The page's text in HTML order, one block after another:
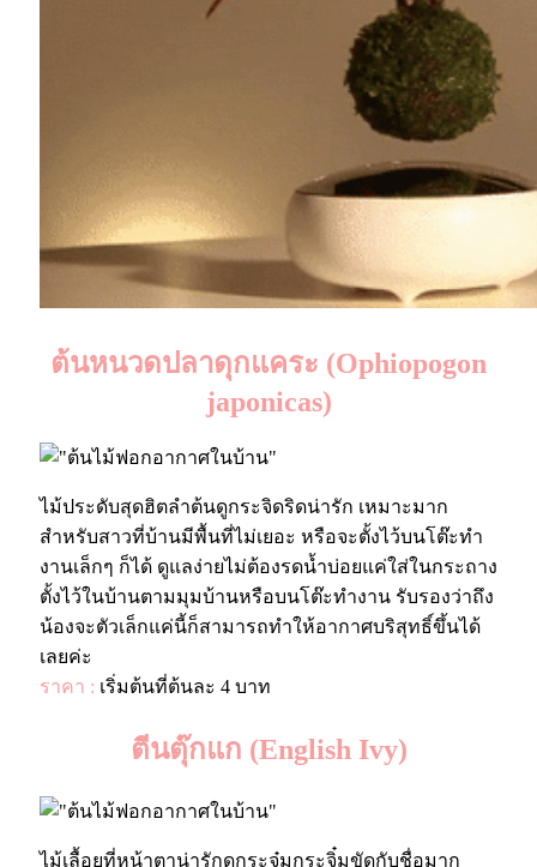
ต้นหนวดปลาดุกแคระ (Ophiopogon
japonicas)
ไม้ประดับสุดฮิตลำต้นดูกระจิดริดน่ารัก เหมาะมาก
สำหรับสาวที่บ้านมีพื้นที่ไม่เยอะ หรือจะตั้งไว้บนโต๊ะทำ
งานเล็กๆ ก็ได้ ดูแลง่ายไม่ต้องรดน้ำบ่อยแค่ใส่ในกระถาง
ตั้งไว้ในบ้านตามมุมบ้านหรือบนโต๊ะทำงาน รับรองว่าถึง
น้องจะตัวเล็กแค่นี้ก็สามารถทำให้อากาศบริสุทธิ์ขึ้นได้
เลยค่ะ
ราคา : เริ่มต้นที่ต้นละ 4 บาท
ตีนตุ๊กแก (English Ivy)
ไม้เลื้อยที่หน้าตาน่ารักดูกระจุ๋มกระจิ๋มขัดกับชื่อมาก